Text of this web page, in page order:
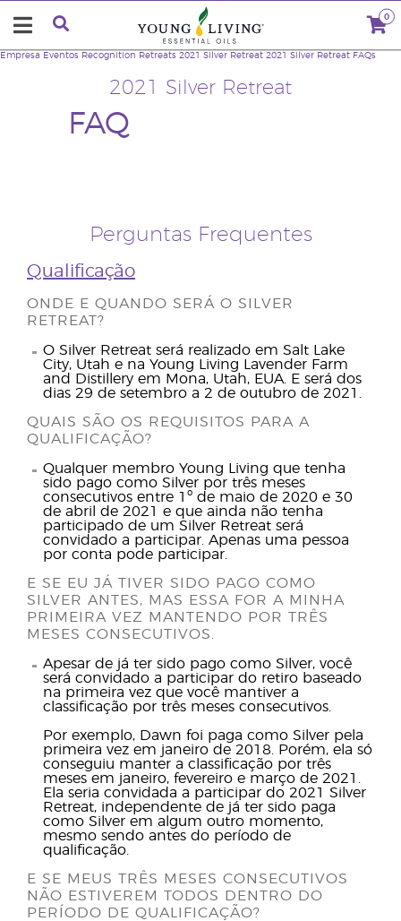
0
2021 Silver Retreat
FAQ
Empresa Eventos Recognition Retreats 2021 Silver Retreat 2021 Silver Retreat FAQs
Perguntas Frequentes
Qualificação
ONDE E QUANDO SERÁ O SILVER
RETREAT?
O Silver Retreat será realizado em Salt Lake
City, Utah e na Young Living Lavender Farm
and Distillery em Mona, Utah, EUA. E será dos
dias 29 de setembro a 2 de outubro de 2021.
QUAIS SÃO OS REQUISITOS PARA A
QUALIFICAÇÃO?
Qualquer membro Young Living que tenha
sido pago como Silver por três meses
consecutivos entre 1º de maio de 2020 e 30
de abril de 2021 e que ainda não tenha
participado de um Silver Retreat será
convidado a participar. Apenas uma pessoa
por conta pode participar.
E SE EU JÁ TIVER SIDO PAGO COMO
SILVER ANTES, MAS ESSA FOR A MINHA
PRIMEIRA VEZ MANTENDO POR TRÊS
MESES CONSECUTIVOS.
Apesar de já ter sido pago como Silver, você
será convidado a participar do retiro baseado
na primeira vez que você mantiver a
classificação por três meses consecutivos.
Por exemplo, Dawn foi paga como Silver pela
primeira vez em janeiro de 2018. Porém, ela só
conseguiu manter a classificação por três
meses em janeiro, fevereiro e março de 2021.
Ela seria convidada a participar do 2021 Silver
Retreat, independente de já ter sido paga
como Silver em algum outro momento,
mesmo sendo antes do período de
qualificação.
E SE MEUS TRÊS MESES CONSECUTIVOS
NÃO ESTIVEREM TODOS DENTRO DO
PERÍODO DE QUALIFICAÇÃO?